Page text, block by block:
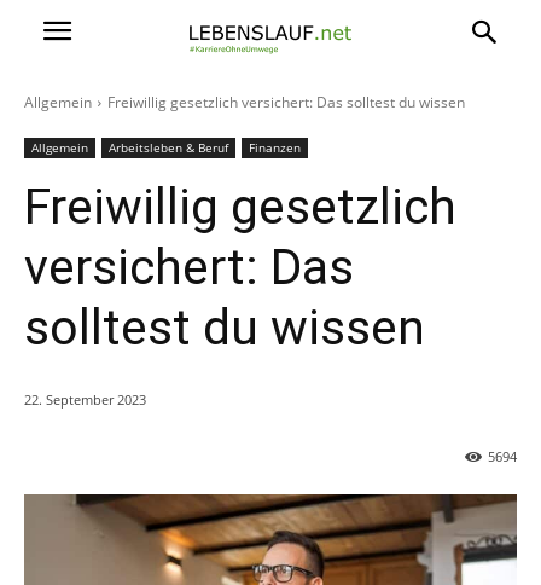
Allgemein Freiwillig gesetzlich versichert: Das solltest du wissen
Allgemein Arbeitsleben & Beruf Finanzen
Freiwillig gesetzlich
versichert: Das
solltest du wissen
22. September 2023
5694